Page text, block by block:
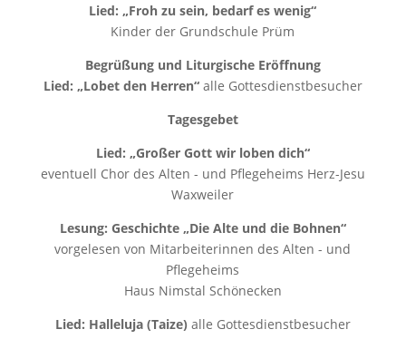
Lied: „Froh zu sein, bedarf es wenig“
Kinder der Grundschule Prüm
Begrüßung und Liturgische Eröffnung
Lied: „Lobet den Herren“alle Gottesdienstbesucher
Tagesgebet
Lied: „Großer Gott wir loben dich“
eventuell Chor des Alten - und Pflegeheims Herz-Jesu
Waxweiler
Lesung: Geschichte „Die Alte und die Bohnen“
vorgelesen von Mitarbeiterinnen des Alten - und
Pflegeheims
Haus Nimstal Schönecken
Lied: Halleluja (Taize) alle Gottesdienstbesucher